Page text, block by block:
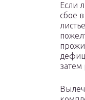
Если
сбое
затем